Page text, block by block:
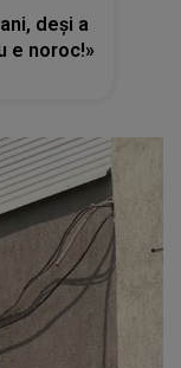
deși a
e noroc!»